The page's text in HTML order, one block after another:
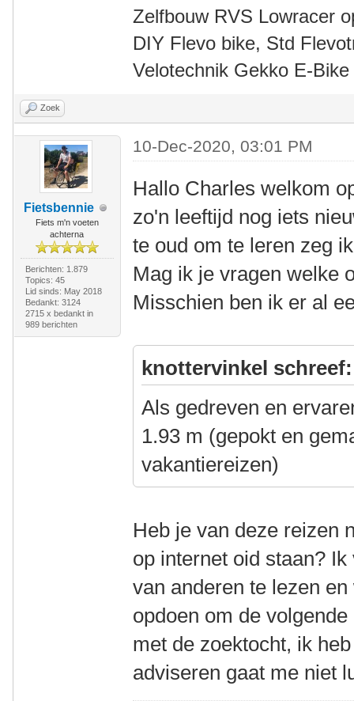
Zelfbouw RVS Lowracer
DIY Flevo bike, Std
Velotechnik Gekko E-Bike
Zoek
Fietsbennie
Fiets m'n voeten
achterna
Berichten: 1.879
Topics: 45
Lid sinds: May 2018
Bedankt: 3124
2715 x bedankt in
989 berichten
10-Dec-2020, 03:01 PM
Hallo Charles welkom
zo'n leeftijd nog iets
te oud om te leren zeg
Mag ik je vragen welke
Misschien ben ik er al
knottervinkel schreef:
Als gedreven en
1.93 m (gepokt en
vakantiereizen)
Heb je van deze reizen
op internet oid staan?
van anderen te lezen
opdoen om de
met de zoektocht, ik
adviseren gaat me niet